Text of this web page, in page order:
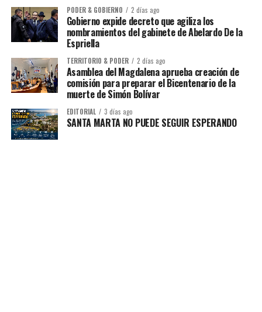
PODER & GOBIERNO 2 días ago
Gobierno expide decreto que agiliza los
nombramientos del gabinete de Abelardo De la
Espriella
TERRITORIO & PODER 2 días ago
Asamblea del Magdalena aprueba creación de
comisión para preparar el Bicentenario de la
muerte de Simón Bolívar
EDITORIAL 3 días ago
SANTA MARTA NO PUEDE SEGUIR ESPERANDO